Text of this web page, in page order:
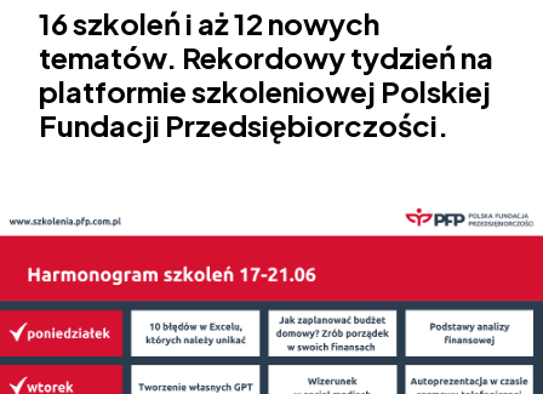
16 szkoleń i aż 12 nowych
tematów. Rekordowy tydzień na
platformie szkoleniowej Polskiej
Fundacji Przedsiębiorczości.